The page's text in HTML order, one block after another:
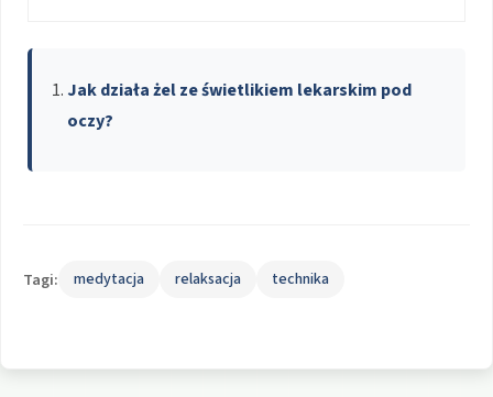
Jak działa żel ze świetlikiem lekarskim pod
oczy?
Tagi: medytacja relaksacja technika